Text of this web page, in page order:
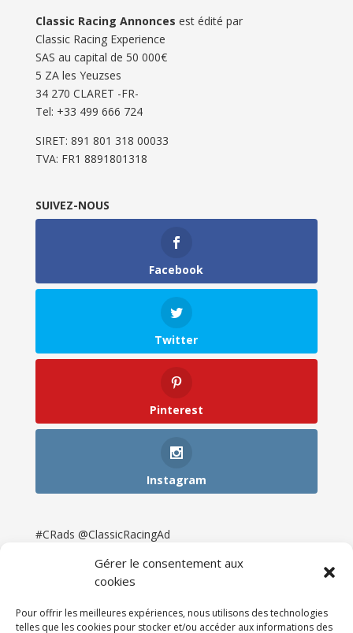
Gérer le consentement aux
cookies
Pour offrir les meilleures expériences, nous utilisons des technologies
telles que les cookies pour stocker et/ou accéder aux informations des
Classic Racing Annonces est édité par
Classic Racing Experience
SAS au capital de 50 000€
5 ZA les Yeuzses
34 270 CLARET -FR-
Tel: ‭+33 499 666 724‬
SIRET: 891 801 318 00033
TVA: FR1 8891801318
SUIVEZ-NOUS
Facebook
Twitter
Pinterest
Instagram
#CRads @ClassicRacingAd